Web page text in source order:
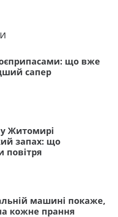
що вже
сапер
у Житомирі
запах: що
повітря
машині покаже,
кожне прання